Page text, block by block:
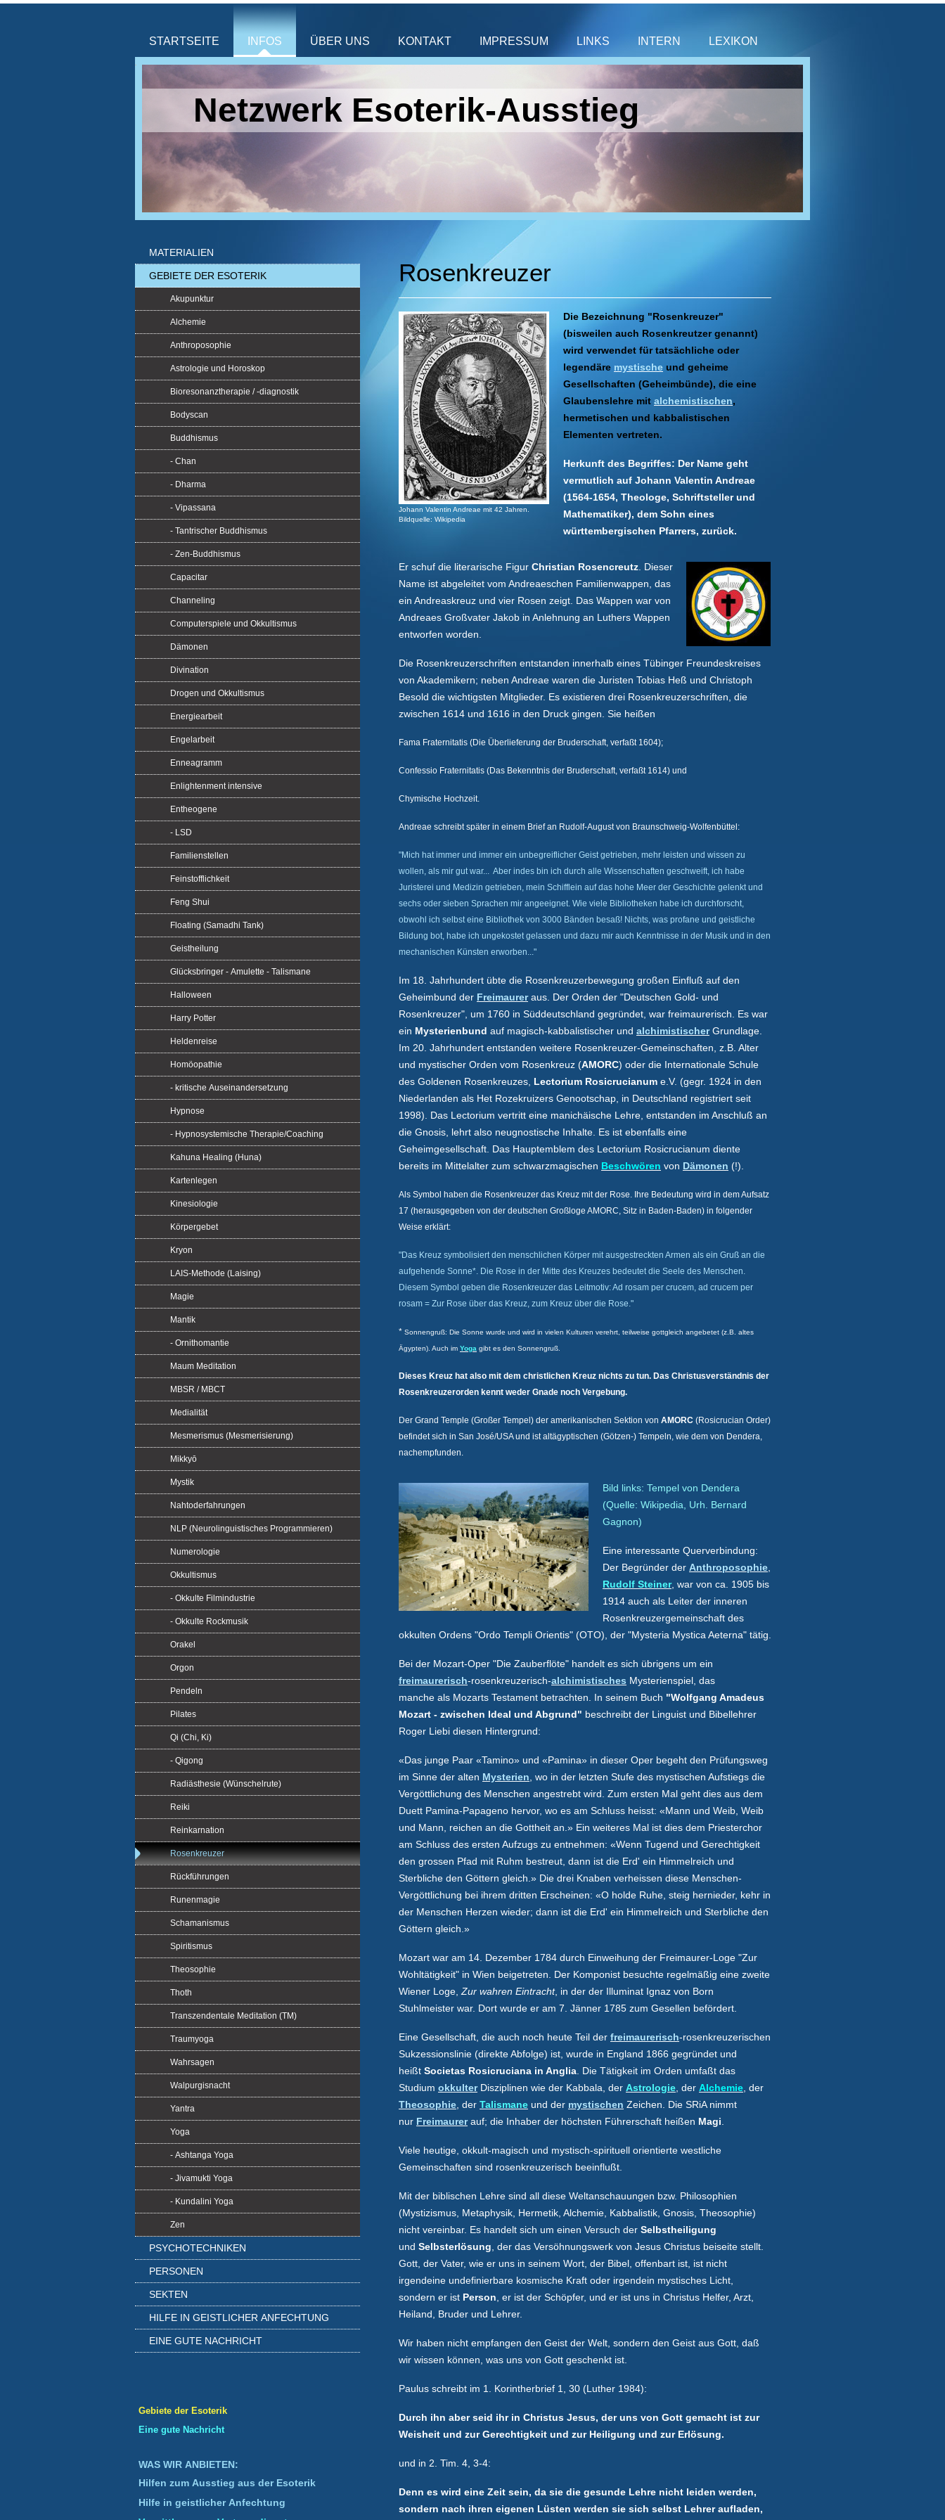
STARTSEITE INFOS ÜBER UNS KONTAKT IMPRESSUM LINKS INTERN LEXIKON
Netzwerk Esoterik-Ausstieg
Rosenkreuzer
Johann Valentin Andreae mit 42 Jahren.
Bildquelle: Wikipedia
Die Bezeichnung "Rosenkreuzer"
(bisweilen auch Rosenkreutzer genannt)
wird verwendet für tatsächliche oder
legendäre mystische und geheime
Gesellschaften (Geheimbünde), die eine
Glaubenslehre mit alchemistischen,
hermetischen und kabbalistischen
Elementen vertreten.
Herkunft des Begriffes: Der Name geht
vermutlich auf Johann Valentin Andreae
(1564-1654, Theologe, Schriftsteller und
Mathematiker), dem Sohn eines
württembergischen Pfarrers, zurück.
Er schuf die literarische Figur Christian Rosencreutz . Dieser
Name ist abgeleitet vom Andreaeschen Familienwappen, das
ein Andreaskreuz und vier Rosen zeigt. Das Wappen war von
Andreaes Großvater Jakob in Anlehnung an Luthers Wappen
entworfen worden.
Die Rosenkreuzerschriften entstanden innerhalb eines Tübinger Freundeskreises
von Akademikern; neben Andreae waren die Juristen Tobias Heß und Christoph
Besold die wichtigsten Mitglieder. Es existieren drei Rosenkreuzerschriften, die
zwischen 1614 und 1616 in den Druck gingen. Sie heißen
Fama Fraternitatis (Die Überlieferung der Bruderschaft, verfaßt 1604);
Confessio Fraternitatis (Das Bekenntnis der Bruderschaft, verfaßt 1614) und
Chymische Hochzeit.
Andreae schreibt später in einem Brief an Rudolf-August von Braunschweig-Wolfenbüttel:
"Mich hat immer und immer ein unbegreiflicher Geist getrieben, mehr leisten und wissen zu
wollen, als mir gut war... Aber indes bin ich durch alle Wissenschaften geschweift, ich habe
Juristerei und Medizin getrieben, mein Schifflein auf das hohe Meer der Geschichte gelenkt und
sechs oder sieben Sprachen mir angeeignet. Wie viele Bibliotheken habe ich durchforscht,
obwohl ich selbst eine Bibliothek von 3000 Bänden besaß! Nichts, was profane und geistliche
Bildung bot, habe ich ungekostet gelassen und dazu mir auch Kenntnisse in der Musik und in den
mechanischen Künsten erworben..."
Im 18. Jahrhundert übte die Rosenkreuzerbewegung großen Einfluß auf den
Geheimbund der Freimaureraus. Der Orden der "Deutschen Gold- und
Rosenkreuzer", um 1760 in Süddeutschland gegründet, war freimaurerisch. Es war
ein Mysterienbund auf magisch-kabbalistischer und alchimistischerGrundlage.
Im 20. Jahrhundert entstanden weitere Rosenkreuzer-Gemeinschaften, z.B. Alter
und mystischer Orden vom Rosenkreuz (AMORC) oder die Internationale Schule
des Goldenen Rosenkreuzes, Lectorium Rosicrucianum e.V. (gegr. 1924 in den
Niederlanden als Het Rozekruizers Genootschap, in Deutschland registriert seit
1998). Das Lectorium vertritt eine manichäische Lehre, entstanden im Anschluß an
die Gnosis, lehrt also neugnostische Inhalte. Es ist ebenfalls eine
Geheimgesellschaft. Das Hauptemblem des Lectorium Rosicrucianum diente
bereits im Mittelalter zum schwarzmagischen Beschwören von Dämonen (!).
Als Symbol haben die Rosenkreuzer das Kreuz mit der Rose. Ihre Bedeutung wird in dem Aufsatz
17 (herausgegeben von der deutschen Großloge AMORC, Sitz in Baden-Baden) in folgender
Weise erklärt:
"Das Kreuz symbolisiert den menschlichen Körper mit ausgestreckten Armen als ein Gruß an die
aufgehende Sonne*. Die Rose in der Mitte des Kreuzes bedeutet die Seele des Menschen.
Diesem Symbol geben die Rosenkreuzer das Leitmotiv: Ad rosam per crucem, ad crucem per
rosam = Zur Rose über das Kreuz, zum Kreuz über die Rose."
* Sonnengruß: Die Sonne wurde und wird in vielen Kulturen verehrt, teilweise gottgleich angebetet (z.B. altes
Ägypten). Auch im Yoga gibt es den Sonnengruß.
Dieses Kreuz hat also mit dem christlichen Kreuz nichts zu tun. Das Christusverständnis der
Rosenkreuzerorden kennt weder Gnade noch Vergebung.
Der Grand Temple (Großer Tempel) der amerikanischen Sektion von AMORC (Rosicrucian Order)
befindet sich in San José/USA und ist altägyptischen (Götzen-) Tempeln, wie dem von Dendera,
nachempfunden.
Bild links: Tempel von Dendera
(Quelle: Wikipedia, Urh. Bernard
Gagnon)
Eine interessante Querverbindung:
Der Begründer der Anthroposophie
Rudolf Steiner, war von ca. 1905 bis
1914 auch als Leiter der inneren
Rosenkreuzergemeinschaft des
okkulten Ordens "Ordo Templi Orientis" (OTO), der "Mysteria Mystica Aeterna" tätig.
Bei der Mozart-Oper "Die Zauberflöte" handelt es sich übrigens um ein
freimaurerisch-rosenkreuzerisch-alchimistisches Mysterienspiel, das
manche als Mozarts Testament betrachten. In seinem Buch "Wolfgang Amadeus
Mozart - zwischen Ideal und Abgrund" beschreibt der Linguist und Bibellehrer
Roger Liebi diesen Hintergrund:
«Das junge Paar «Tamino» und «Pamina» in dieser Oper begeht den Prüfungsweg
im Sinne der alten Mysterien , wo in der letzten Stufe des mystischen Aufstiegs die
Vergöttlichung des Menschen angestrebt wird. Zum ersten Mal geht dies aus dem
Duett Pamina-Papageno hervor, wo es am Schluss heisst: «Mann und Weib, Weib
und Mann, reichen an die Gottheit an.» Ein weiteres Mal ist dies dem Priesterchor
am Schluss des ersten Aufzugs zu entnehmen: «Wenn Tugend und Gerechtigkeit
den grossen Pfad mit Ruhm bestreut, dann ist die Erd' ein Himmelreich und
Sterbliche den Göttern gleich.» Die drei Knaben verheissen diese Menschen-
Vergöttlichung bei ihrem dritten Erscheinen: «O holde Ruhe, steig hernieder, kehr in
der Menschen Herzen wieder; dann ist die Erd' ein Himmelreich und Sterbliche den
Göttern gleich.»
Mozart war am 14. Dezember 1784 durch Einweihung der Freimaurer-Loge "Zur
Wohltätigkeit" in Wien beigetreten. Der Komponist besuchte regelmäßig eine zweite
Wiener Loge, Zur wahren Eintracht, in der der Illuminat Ignaz von Born
Stuhlmeister war. Dort wurde er am 7. Jänner 1785 zum Gesellen befördert.
Eine Gesellschaft, die auch noch heute Teil der freimaurerisch-rosenkreuzerischen
Sukzessionslinie (direkte Abfolge) ist, wurde in England 1866 gegründet und
heißt Societas Rosicruciana in Anglia . Die Tätigkeit im Orden umfaßt das
Studium okkulterDisziplinen wie der Kabbala, der Astrologie , der Alchemie , der
Theosophie , der Talismane und der mystischen Zeichen. Die SRiA nimmt
nur Freimaurerauf; die Inhaber der höchsten Führerschaft heißen Magi
Viele heutige, okkult-magisch und mystisch-spirituell orientierte westliche
Gemeinschaften sind rosenkreuzerisch beeinflußt.
Mit der biblischen Lehre sind all diese Weltanschauungen bzw. Philosophien
(Mystizismus, Metaphysik, Hermetik, Alchemie, Kabbalistik, Gnosis, Theosophie)
nicht vereinbar. Es handelt sich um einen Versuch der Selbstheiligung
und Selbsterlösung , der das Versöhnungswerk von Jesus Christus beiseite stellt.
Gott, der Vater, wie er uns in seinem Wort, der Bibel, offenbart ist, ist nicht
irgendeine undefinierbare kosmische Kraft oder irgendein mystisches Licht,
sondern er ist Person , er ist der Schöpfer, und er ist uns in Christus Helfer, Arzt,
Heiland, Bruder und Lehrer.
Wir haben nicht empfangen den Geist der Welt, sondern den Geist aus Gott, daß
wir wissen können, was uns von Gott geschenkt ist.
Paulus schreibt im 1. Korintherbrief 1, 30 (Luther 1984):
Durch ihn aber seid ihr in Christus Jesus, der uns von Gott gemacht ist zur
Weisheit und zur Gerechtigkeit und zur Heiligung und zur Erlösung.
und in 2. Tim. 4, 3-4:
Denn es wird eine Zeit sein, da sie die gesunde Lehre nicht leiden werden,
sondern nach ihren eigenen Lüsten werden sie sich selbst Lehrer aufladen,
MATERIALIEN
GEBIETE DER ESOTERIK
Akupunktur
Alchemie
Anthroposophie
Astrologie und Horoskop
Bioresonanztherapie / -diagnostik
Bodyscan
Buddhismus
- Chan
- Dharma
- Vipassana
- Tantrischer Buddhismus
- Zen-Buddhismus
Capacitar
Channeling
Computerspiele und Okkultismus
Dämonen
Divination
Drogen und Okkultismus
Energiearbeit
Engelarbeit
Enneagramm
Enlightenment intensive
Entheogene
- LSD
Familienstellen
Feinstofflichkeit
Feng Shui
Floating (Samadhi Tank)
Geistheilung
Glücksbringer - Amulette - Talismane
Halloween
Harry Potter
Heldenreise
Homöopathie
- kritische Auseinandersetzung
Hypnose
- Hypnosystemische Therapie/Coaching
Kahuna Healing (Huna)
Kartenlegen
Kinesiologie
Körpergebet
Kryon
LAIS-Methode (Laising)
Magie
Mantik
- Ornithomantie
Maum Meditation
MBSR / MBCT
Medialität
Mesmerismus (Mesmerisierung)
Mikkyō
Mystik
Nahtoderfahrungen
NLP (Neurolinguistisches Programmieren)
Numerologie
Okkultismus
- Okkulte Filmindustrie
- Okkulte Rockmusik
Orakel
Orgon
Pendeln
Pilates
Qi (Chi, Ki)
- Qigong
Radiästhesie (Wünschelrute)
Reiki
Reinkarnation
Rosenkreuzer
Rückführungen
Runenmagie
Schamanismus
Spiritismus
Theosophie
Thoth
Transzendentale Meditation (TM)
Traumyoga
Wahrsagen
Walpurgisnacht
Yantra
Yoga
- Ashtanga Yoga
- Jivamukti Yoga
- Kundalini Yoga
Zen
PSYCHOTECHNIKEN
PERSONEN
SEKTEN
HILFE IN GEISTLICHER ANFECHTUNG
EINE GUTE NACHRICHT
Gebiete der Esoterik
Eine gute Nachricht
WAS WIR ANBIETEN:
Hilfen zum Ausstieg aus der Esoterik
Hilfe in geistlicher Anfechtung